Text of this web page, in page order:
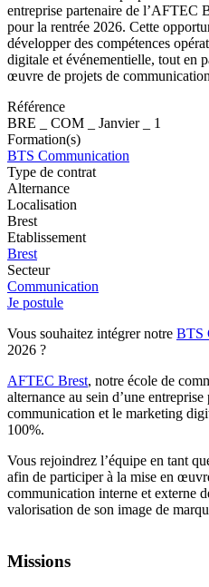
entreprise partenaire de l’AFTEC
pour la rentrée 2026. Cette
développer des compétences
digitale et événementielle, tout en
œuvre de projets de
Référence
BRE _ COM _ Janvier _ 1
Formation(s)
BTS Communication
Type de contrat
Alternance
Localisation
Brest
Etablissement
Brest
Secteur
Communication
Je postule
Vous souhaitez intégrer notre BTS
2026 ?
AFTEC Brest, notre école de
alternance au sein d’une
communication et le marketing
100%.
Vous rejoindrez l’équipe en tant
afin de participer à la mise en
communication interne et externe
valorisation de son image de
Missions